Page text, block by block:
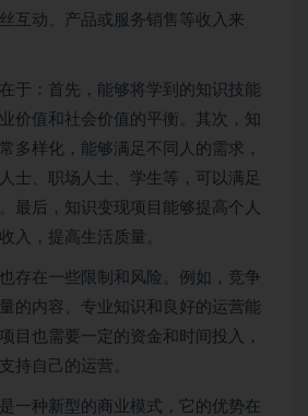
互动、产品或服务销售等收入来
于：首先，能够将学到的知识技能
价值和社会价值的平衡。其次，知
多样化，能够满足不同人的需求，
士、职场人士、学生等，可以满足
最后，知识变现项目能够提高个人
入，提高生活质量。
存在一些限制和风险。例如，竞争
的内容、专业知识和良好的运营能
目也需要一定的资金和时间投入，
持自己的运营。
一种新型的商业模式，它的优势在